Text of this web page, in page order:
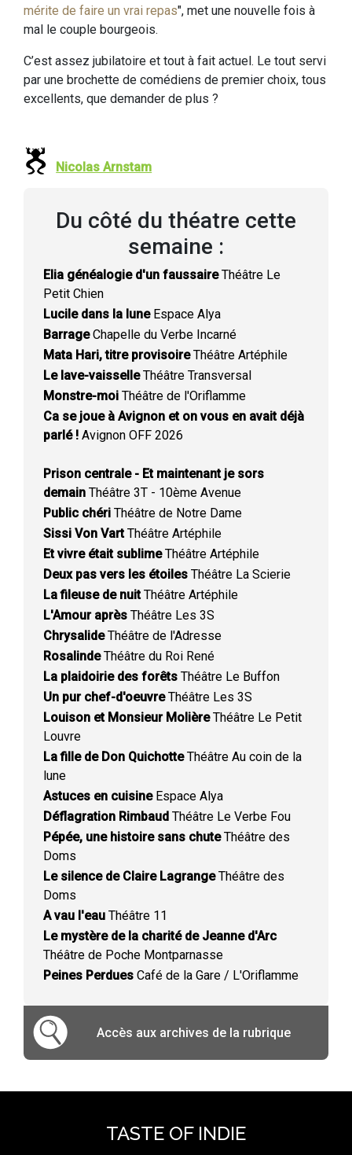
mérite de faire un vrai repas", met une nouvelle fois à
mal le couple bourgeois.
C’est assez jubilatoire et tout à fait actuel. Le tout servi
par une brochette de comédiens de premier choix, tous
excellents, que demander de plus ?
Nicolas Arnstam
Du côté du théatre cette
semaine :
Elia généalogie d'un faussaireThéâtre Le
Petit Chien
Lucile dans la luneEspace Alya
BarrageChapelle du Verbe Incarné
Mata Hari, titre provisoireThéâtre Artéphile
Le lave-vaisselleThéâtre Transversal
Monstre-moi Théâtre de l'Oriflamme
Ca se joue à Avignon et on vous en avait déjà
parlé ! Avignon OFF 2026
Prison centrale - Et maintenant je sors
demain Théâtre 3T - 10ème Avenue
Public chéri Théâtre de Notre Dame
Sissi Von VartThéâtre Artéphile
Et vivre était sublimeThéâtre Artéphile
Deux pas vers les étoiles Théâtre La Scierie
La fileuse de nuitThéâtre Artéphile
L'Amour après Théâtre Les 3S
ChrysalideThéâtre de l'Adresse
RosalindeThéâtre du Roi René
La plaidoirie des forêts Théâtre Le Buffon
Un pur chef-d'oeuvreThéâtre Les 3S
Louison et Monsieur MolièreThéâtre Le Petit
Louvre
La fille de Don QuichotteThéâtre Au coin de la
lune
Astuces en cuisineEspace Alya
Déflagration Rimbaud Théâtre Le Verbe Fou
Pépée, une histoire sans chuteThéâtre des
Doms
Le silence de Claire LagrangeThéâtre des
Doms
A vau l'eau Théâtre 11
Le mystère de la charité de Jeanne d'Arc
Théâtre de Poche Montparnasse
Peines Perdues Café de la Gare / L'Oriflamme
Accès aux archives de la rubrique
TASTE OF INDIE